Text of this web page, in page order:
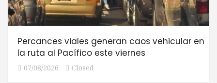
Percances viales generan caos vehicular en
la ruta al Pacífico este viernes
07/08/2026 Closed